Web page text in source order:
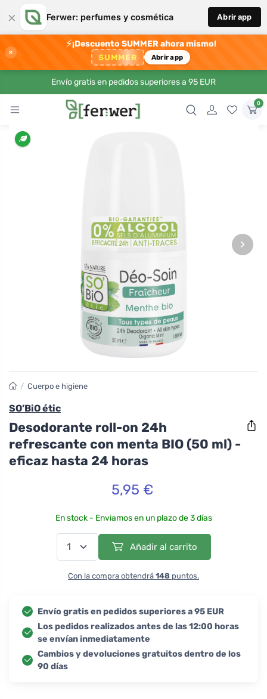
× Ferwer: perfumes y cosmética Abrir app
×
⚡¡Descuento SUMMER ahora mismo!
SUMMER Abrir app
Envío gratis en pedidos superiores a 95 EUR
0
›
/ Cuerpo e higiene
SO’BiO étic
Desodorante roll-on 24h
refrescante con menta BIO (50 ml) -
eficaz hasta 24 horas
5,95 €
En stock - Enviamos en un plazo de 3 días
Añadir al carrito
Con la compra obtendrá 148 puntos.
Envío gratis en pedidos superiores a 95 EUR
Los pedidos realizados antes de las 12:00 horas
se envían inmediatamente
Cambios y devoluciones gratuitos dentro de los
90 días